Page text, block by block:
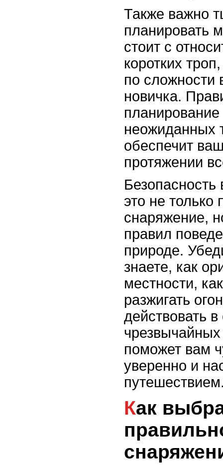
Также важно
планировать
стоит с
коротких
по сложности
новичка.
неожиданных
обеспечит
протяжении
Безопасность
это не только
снаряжение,
правил
природе.
знаете, как
местности,
разжигать
действовать
поможет вам
уверенно и
Как выбрать